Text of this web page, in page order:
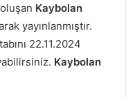
Kaybolan
yayınlanmıştır.
22.11.2024
Kaybolan